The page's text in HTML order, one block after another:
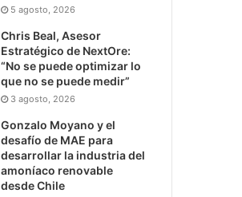
5 agosto, 2026
Chris Beal, Asesor
Estratégico de NextOre:
“No se puede optimizar lo
que no se puede medir”
3 agosto, 2026
Gonzalo Moyano y el
desafío de MAE para
desarrollar la industria del
amoníaco renovable
desde Chile